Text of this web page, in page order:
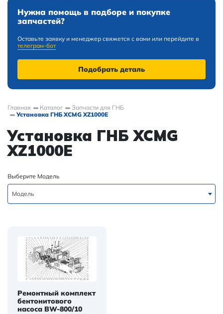
Нужна помощь в подборе и покупке
запчастей?
Оставьте заявку и менеджер свяжется с вами или перейдите в
телеграм-бот
Подобрать деталь
Главная Каталог
Запчасти для ГНБ
Установка ГНБ XCMG XZ1000E
Установка ГНБ XCMG
XZ1000E
Выберите Модель
Модель
Ремонтный комплект
бентонитового
насоса BW-800/10